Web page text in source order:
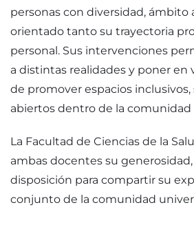
personas con diversidad, ámbito
orientado tanto su trayectoria
personal. Sus intervenciones
a distintas realidades y poner en
de promover espacios inclusivos,
abiertos dentro de la comunidad
La Facultad de Ciencias de la
ambas docentes su
disposición para compartir su
conjunto de la comunidad